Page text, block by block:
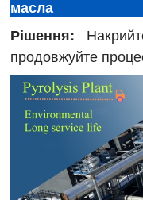
масла
Рішення:
продовжуйте